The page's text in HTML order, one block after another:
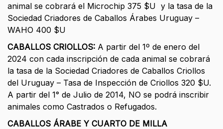
animal se cobrará el Microchip 375 $U y la tasa de la
Sociedad Criadores de Caballos Árabes Uruguay –
WAHO 400 $U
CABALLOS CRIOLLOS: A partir del 1º de enero del
2024 con cada inscripción de cada animal se cobrará
la tasa de la Sociedad Criadores de Caballos Criollos
del Uruguay – Tasa de Inspección de Criollos 320 $U.
A partir del 1° de Julio de 2014, NO se podrá inscribir
animales como Castrados o Refugados.
CABALLOS ÁRABE Y CUARTO DE MILLA